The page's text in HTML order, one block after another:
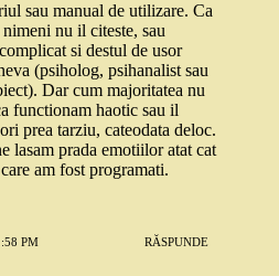
sau manual de utilizare. Ca
nu il citeste, sau
si destul de usor
(psiholog, psihanalist sau
Dar cum majoritatea nu
functionam haotic sau il
prea tarziu, cateodata deloc.
lasam prada emotiilor atat cat
am fost programati.
PM RĂSPUNDE